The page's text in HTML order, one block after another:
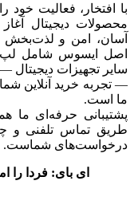
با افتخار، فعالیت خود
محصولات دیجیتال
آسان، امن و
اصل ایسوس شامل
سایر تجهیزات دیجیتال
— تجربه خرید آنلاین
ما است.
پشتیبانی حرفه‌ای
طریق تماس تلفنی و
درخواست‌های شماست.
ای بای: فردا را